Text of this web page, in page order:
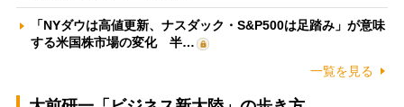
「NYダウは高値更新、ナスダック・S&P500は足踏み」が意味
する米国株市場の変化 半…
一覧を見る